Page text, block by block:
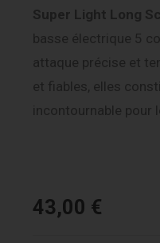
Super Light Long
basse électrique 5
attaque précise et
et fiables, elles
incontournable pour
43,00 €